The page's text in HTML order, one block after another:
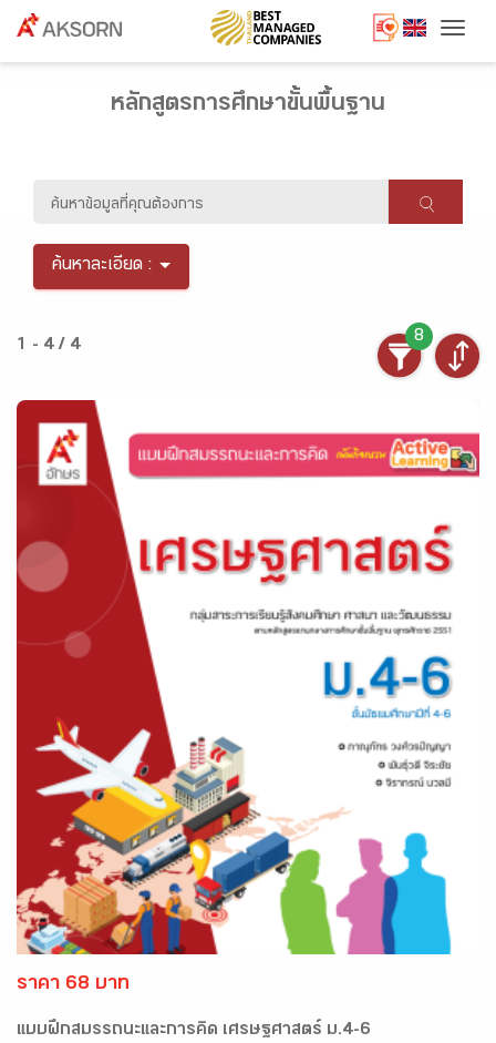
หลักสูตรการศึกษาขั้นพื้นฐาน
ค้นหาละเอียด :
1 - 4 / 4
8
ราคา 68 บาท
แบบฝึกสมรรถนะและการคิด เศรษฐศาสตร์ ม.4-6